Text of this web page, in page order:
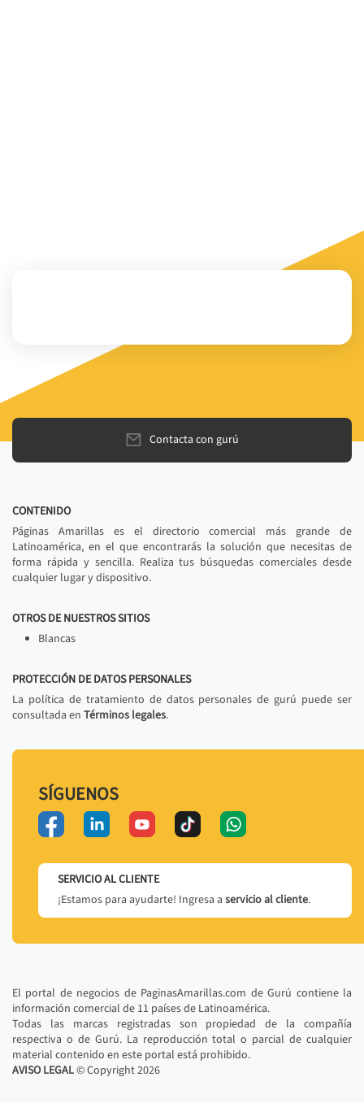
Contacta con gurú
CONTENIDO
Páginas Amarillas es el directorio comercial más grande de
Latinoamérica, en el que encontrarás la solución que necesitas de
forma rápida y sencilla. Realiza tus búsquedas comerciales desde
cualquier lugar y dispositivo.
OTROS DE NUESTROS SITIOS
Blancas
PROTECCIÓN DE DATOS PERSONALES
La política de tratamiento de datos personales de gurú puede ser
consultada en Términos legales.
SÍGUENOS
SERVICIO AL CLIENTE
¡Estamos para ayudarte! Ingresa a servicio al cliente.
El portal de negocios de PaginasAmarillas.com de Gurú contiene la
información comercial de 11 países de Latinoamérica.
Todas las marcas registradas son propiedad de la compañía
respectiva o de Gurú. La reproducción total o parcial de cualquier
material contenido en este portal está prohibido.
AVISO LEGAL© Copyright2026